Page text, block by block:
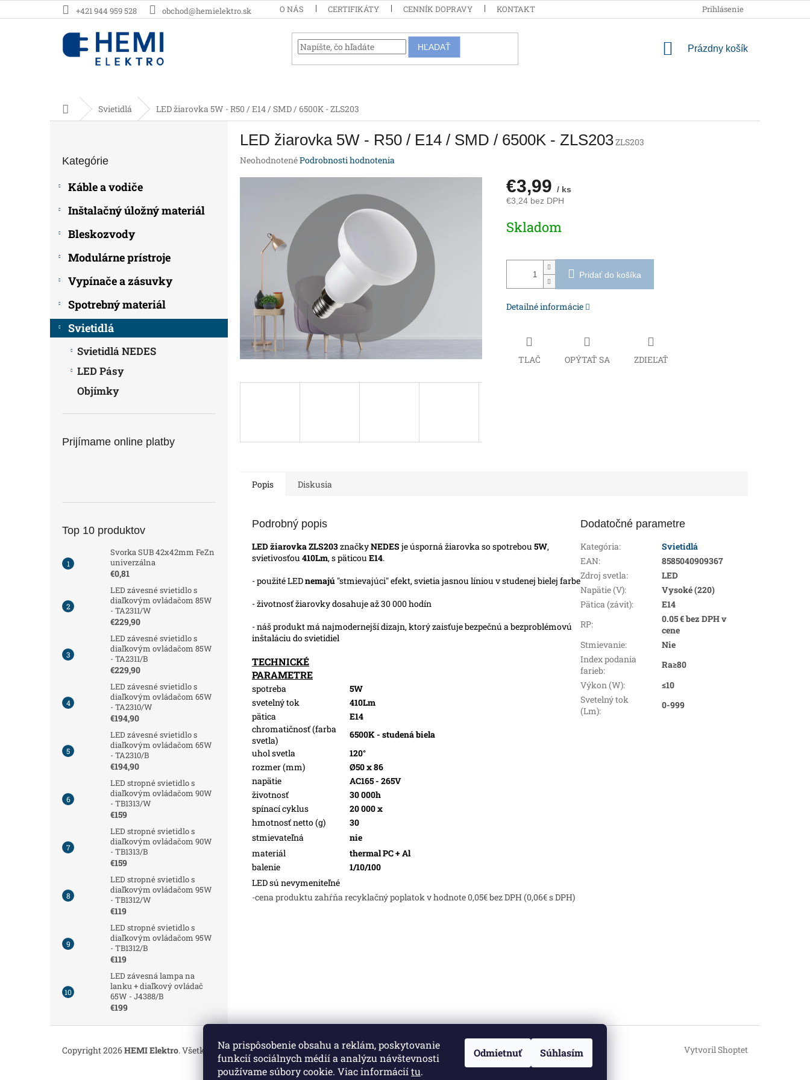
Na prispôsobenie obsahu a reklám, poskytovanie
funkcií sociálnych médií a analýzu návštevnosti
používame súbory cookie. Viac informáciítu.
Odmietnuť Súhlasím
na
+421 944 959 528 obchod@hemielektro.sk O NÁS CERTIFIKÁTY CENNÍK DOPRAVY KONTAKT PODMIENKY OCHRANY
Prihlásenie
HĽADAŤ
NÁKUPNÝ
Prázdny košík
DomovSvietidlá LED žiarovka 5W - R50 / E14 / SMD / 6500K - ZLS203
kategórie
Kategórie
Káble a vodiče
Inštalačný úložný materiál
Bleskozvody
Modulárne prístroje
Vypínače a zásuvky
Spotrebný materiál
Svietidlá
Svietidlá NEDES
LED Pásy
Objímky
Prijímame online platby
Top 10 produktov
Svorka SUB 42x42mm FeZn
univerzálna
€0,81
LED závesné svietidlo s
diaľkovým ovládačom 85W
- TA2311/W
€229,90
LED závesné svietidlo s
diaľkovým ovládačom 85W
- TA2311/B
€229,90
LED závesné svietidlo s
diaľkovým ovládačom 65W
- TA2310/W
€194,90
LED závesné svietidlo s
diaľkovým ovládačom 65W
- TA2310/B
€194,90
LED stropné svietidlo s
diaľkovým ovládačom 90W
- TB1313/W
€159
LED stropné svietidlo s
diaľkovým ovládačom 90W
- TB1313/B
€159
LED stropné svietidlo s
diaľkovým ovládačom 95W
- TB1312/W
€119
LED stropné svietidlo s
diaľkovým ovládačom 95W
- TB1312/B
€119
LED závesná lampa na
lanku + diaľkový ovládač
65W - J4388/B
€199
LED žiarovka 5W - R50 / E14 / SMD / 6500K - ZLS203ZLS203
Priemerné
hviezdičiek.
NeohodnotenéPodrobnosti hodnotenia
€3,99 / ks
€3,24 bez DPH
cena:
Skladom
Pridať do košíka
Detailné informácie
TLAČ OPÝTAŤ SA ZDIEĽAŤ
Popis Diskusia
Podrobný popis
LED žiarovka ZLS203značkyNEDES je úsporná žiarovka so spotrebou 5W,
svietivosťou 410Lm, s päticou E14.
- použité LEDnemajú "stmievajúci" efekt, svietia jasnou líniou v studenej bielej farbe
- životnosť žiarovky dosahuje až 30 000 hodín
- náš produkt má najmodernejší dizajn, ktorý zaisťuje bezpečnú a bezproblémovú
inštaláciu do svietidiel
TECHNICKÉ
PARAMETRE
spotreba
5W
svetelný tok
410Lm
pätica
E14
chromatičnosť (farba
svetla)
6500K - studená biela
uhol svetla
120°
rozmer (mm)
Ø50 x 86
napätie
AC165 - 265V
životnosť
30 000h
spínací cyklus
20 000 x
hmotnosť netto (g)
30
stmievateľná
nie
materiál
thermal PC + Al
balenie
1/10/100
LED sú nevymeniteľné
-cena produktu zahŕňa recyklačný poplatok v hodnote 0,05€ bez DPH (0,06€ s DPH)
Dodatočné parametre
Kategória:
Svietidlá
EAN:
8585040909367
Zdroj svetla:
LED
Napätie (V):
Vysoké (220)
Pätica (závit):
E14
RP:
0.05 € bez DPH v
cene
Stmievanie:
Nie
Index podania
farieb:
Ra≥80
Výkon (W):
≤10
Svetelný tok
(Lm):
0-999
Vytvoril Shoptet
Copyright 2026HEMI Elektro. Všetky práva vyhradené.Upraviť nastavenie cookies